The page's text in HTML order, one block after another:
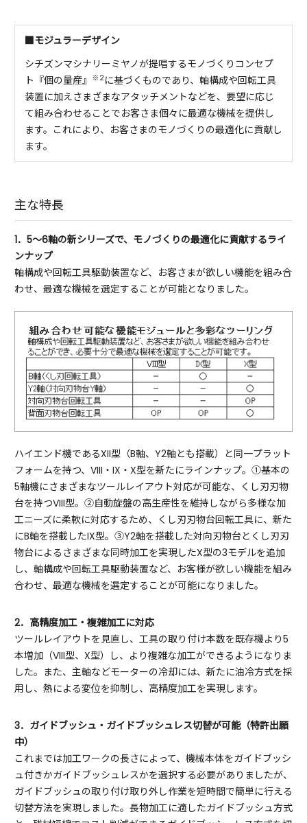
■モジュラーデザイン
シチズンマシナリーミヤノが提唱するモノづくりコンセプ
ト『個の量産』 ※2に基づくものであり、軸構成や回転工具
装置に加えさまざまなアタッチメントなどを、要望に応じ
て組み合わせることでお客さま個々に最適な機械を提供し
ます。これにより、お客さまのモノづくりの最適化に貢献し
ます。
主な特長
1．5～6軸の新シリーズで、モノづくりの最適化に貢献するライ
ンナップ
軸構成や回転工具駆動装置など、お客さまが欲しい機能を組み合
わせ、最適な機械を選定することが可能となりました。
ハイエンド機であるXII型（B軸、Y2軸とも搭載）と同一プラット
フォームを持つ、VIII・IX・X型を新たにラインナップ。①基本の
5軸機にさまざまなツールレイアウト対応が可能な、くし刃刃物
台を持つVIII型。②自動旋盤の高生産性を維持しながら多様な加
工ニーズに柔軟に対応するため、くし刃刃物台回転工具に、新た
にB軸を搭載したIX型。③Y2軸を搭載した対向刃物台とくし刃刃
物台によるさまざまな同時加工を実現したX型の3モデルを追加
し、軸構成や回転工具駆動装置など、お客様が欲しい機能を組み
合わせ、最適な機械を選定することが可能になりました。
2．高精度加工・複雑加工に対応
ツールレイアウトを見直し、工具の取り付け本数を既存機より5
本増加（VIII型、X型）し、より複雑な加工ができるようになりま
した。また、主軸などモーターの冷却には、新たに油冷方式を採
用し、熱による変位を抑制し、高精度加工を実現します。
3．ガイドブッシュ・ガイドブッシュレス切替が可能（特許出願
中）
これまでは加工ワークの長さによって、機械本体をガイドブッシ
ュ付きかガイドブッシュレスかを選択する必要がありましたが、
ガイドブッシュの取り付け取り外し作業を短時間で簡単に行える
切替方法を実現しました。長物加工に適したガイドブッシュ方式